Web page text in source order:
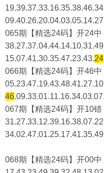
065期【精选24码】开24中
15.07.41.30.35.47.23.43.24
066期【精选24码】开46中
46
067期【精选24码】开10错
068期【精选24码】开00中